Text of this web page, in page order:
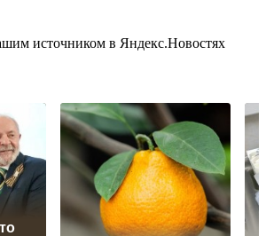
источником в Яндекс.Новостях